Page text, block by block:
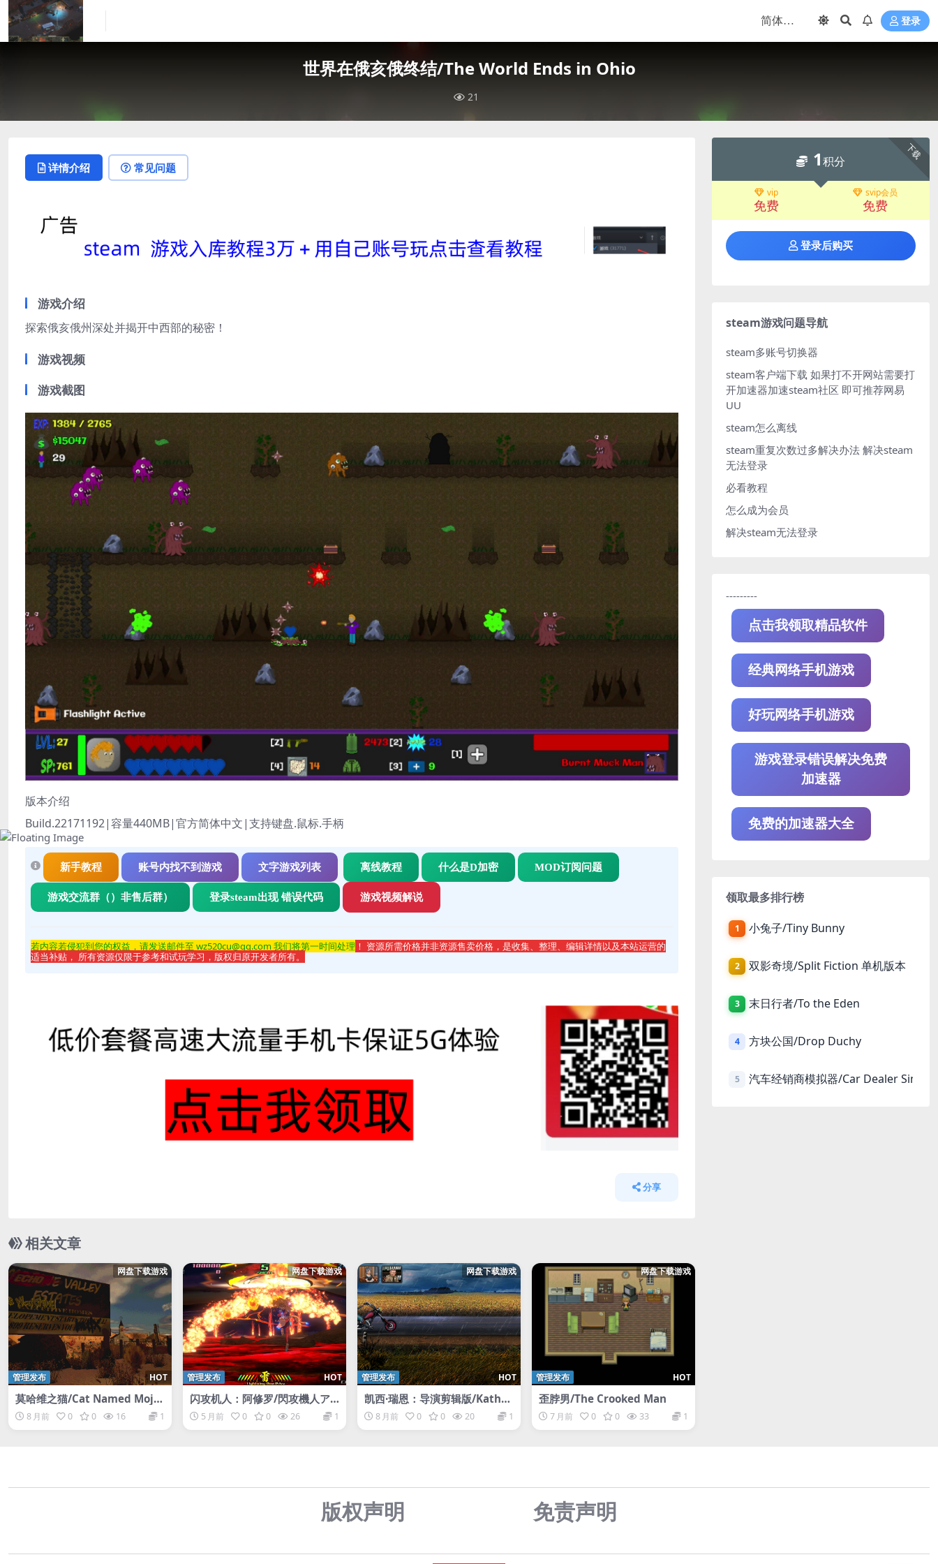
登录
世界在俄亥俄终结/The World Ends in Ohio
21
详情介绍 常见问题
游戏介绍
探索俄亥俄州深处并揭开中西部的秘密！
游戏视频
游戏截图
版本介绍
Build.22171192|容量440MB|官方简体中文|支持键盘.鼠标.手柄
新手教程 账号内找不到游戏 文字游戏列表 离线教程 什么是D加密 MOD订阅问题
游戏交流群（）非售后群） 登录steam出现 错误代码 游戏视频解说
若内容若侵犯到您的权益，请发送邮件至 wz520cu@qq.com 我们将第一时间处理 ！ 资源所需价格并非资源售卖价格，是收集、整理、编辑详情以及本站运营的
适当补贴， 所有资源仅限于参考和试玩学习，版权归原开发者所有。
分享
相关文章
网盘下载游戏
HOT
管理发布
莫哈维之猫/Cat Named Moja
ve8 月前 0 0 16 1
网盘下载游戏
HOT
管理发布
闪攻机人：阿修罗/閃攻機人ア
スラ – ASURA THE STRIKER –
5 月前 0 0 26 1
网盘下载游戏
HOT
管理发布
凯西·瑞恩：导演剪辑版/Kathy
Rain: Director’s Cut Deluxe
Edition
8 月前 0 0 20 1
网盘下载游戏
HOT
管理发布
歪脖男/The Crooked Man
7 月前 0 0 33 1
下载
1积分
vip
免费
svip会员
免费
登录后购买
steam游戏问题导航
steam多账号切换器
steam客户端下载 如果打不开网站需要打
开加速器加速steam社区 即可推荐网易
UU
steam怎么离线
steam重复次数过多解决办法 解决steam
无法登录
必看教程
怎么成为会员
解决steam无法登录
---------
点击我领取精品软件
经典网络手机游戏
好玩网络手机游戏
游戏登录错误解决免费
加速器
免费的加速器大全
领取最多排行榜
1 小兔子/Tiny Bunny
2 双影奇境/Split Fiction 单机版本
3 末日行者/To the Eden
4 方块公国/Drop Duchy
5 汽车经销商模拟器/Car Dealer
版权声明 免责声明